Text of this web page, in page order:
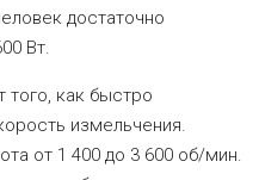
достаточно
Вт.
того, как быстро
измельчения.
от 1 400 до 3 600 об/мин.